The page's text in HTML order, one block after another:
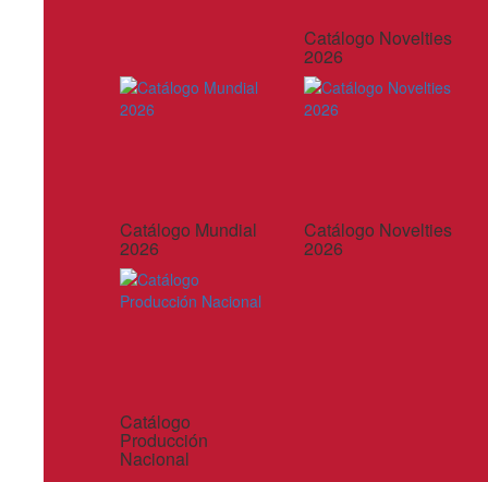
Catálogo Novelties
2026
Catálogo Mundial
2026
Catálogo Novelties
2026
Catálogo
Producción
Nacional